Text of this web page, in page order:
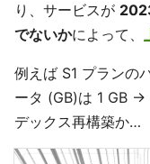
り、サービスが
でないかによって、
例えば S1 プランの
ータ (GB)は 1 GB →
デックス再構築か…